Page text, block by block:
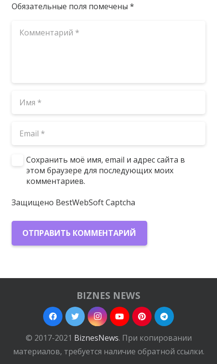
Обязательные поля помечены *
Сохранить моё имя, email и адрес сайта в
этом браузере для последующих моих
комментариев.
Защищено BestWebSoft Captcha
ОТПРАВИТЬ КОММЕНТАРИЙ
BIZNES NEWS
© 2017-2021 BiznesNews. При копировании
материалов, требуется наличие обратной ссылки.